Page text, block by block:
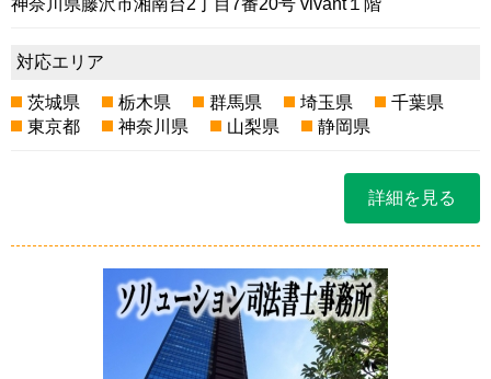
神奈川県藤沢市湘南台2丁目7番20号 vivant１階
対応エリア
茨城県 栃木県 群馬県 埼玉県
千葉県
東京都
神奈川県 山梨県 静岡県
詳細を見る